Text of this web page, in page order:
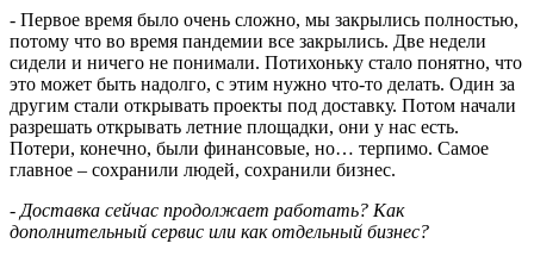
- Первое время было очень сложно, мы закрылись полностью,
потому что во время пандемии все закрылись. Две недели
сидели и ничего не понимали. Потихоньку стало понятно, что
это может быть надолго, с этим нужно что-то делать. Один за
другим стали открывать проекты под доставку. Потом начали
разрешать открывать летние площадки, они у нас есть.
Потери, конечно, были финансовые, но… терпимо. Самое
главное – сохранили людей, сохранили бизнес.
- Доставка сейчас продолжает работать? Как
дополнительный сервис или как отдельный бизнес?